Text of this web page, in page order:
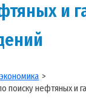
и
экономика
поиску нефтяных и